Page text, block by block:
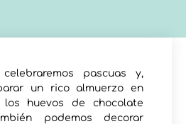
pascuas y,
un rico almuerzo en
los huevos de chocolate
podemos decorar